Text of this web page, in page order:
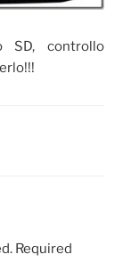
SD, controllo
Required